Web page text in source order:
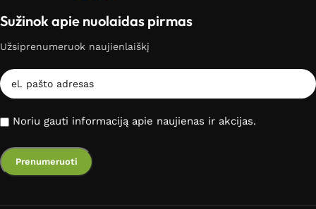
Sužinok apie nuolaidas pirmas
Užsiprenumeruok naujienlaiškį
Noriu gauti informaciją apie naujienas ir akcijas.